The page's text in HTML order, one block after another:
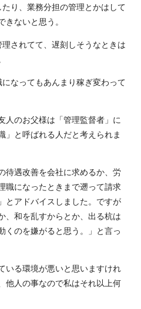
り、業務分担の管理とかはして
ないと思う。
されてて、遅刻しそうなときは
なってもあんまり稼ぎ変わって
のお父様は「管理監督者」に
」と呼ばれる人だと考えられま
待遇改善を会社に求めるか、労
職になったときまで遡って請求
とアドバイスしました。ですが
、和を乱すからとか、出る杭は
くのを嫌がると思う。」と言っ
いる環境が悪いと思いますけれ
他人の事なので私はそれ以上何